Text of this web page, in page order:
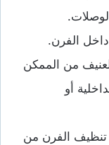
الفرن.
من الممكن
أو
الفرن من